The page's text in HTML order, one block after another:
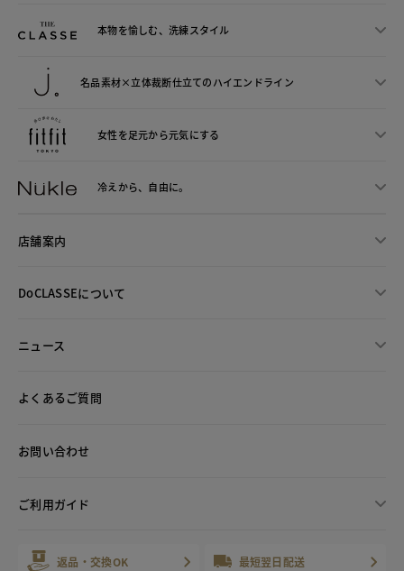
本物を愉しむ、洗練スタイル
名品素材×立体裁断仕立てのハイエンドライン
女性を足元から元気にする
冷えから、 自由に。
店舗案内
DoCLASSEについて
ニュース
よくあるご質問
お問い合わせ
ご利用ガイド
返品・交換OK 最短翌日配送